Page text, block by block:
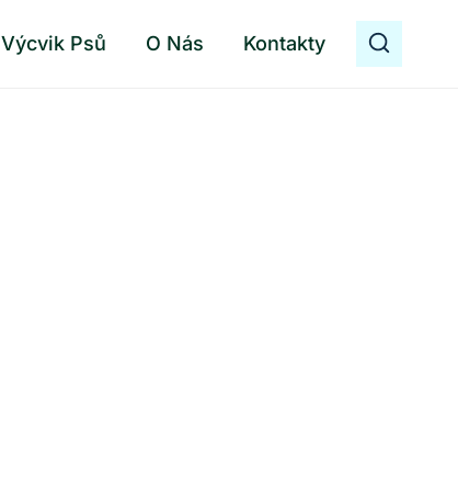
Výcvik Psů O Nás Kontakty